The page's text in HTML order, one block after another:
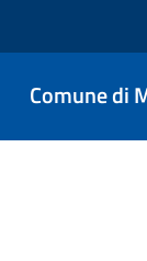
Comune di